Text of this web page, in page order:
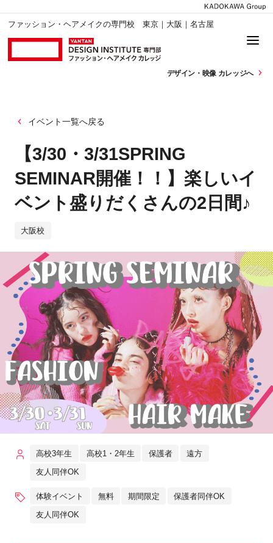
ファッション・ヘアメイクの専門校 東京｜大阪｜名古屋
デザイン・ 映像 カレッジへ
イベント一覧へ戻る
【3/30・3/31SPRING
SEMINAR開催！！】楽しいイ
ベント盛りだくさんの2日間♪
大阪校
高校3年生 高校1・2年生 保護者 遠方
友人同伴OK
体験イベント 無料 期間限定 保護者同伴OK
友人同伴OK